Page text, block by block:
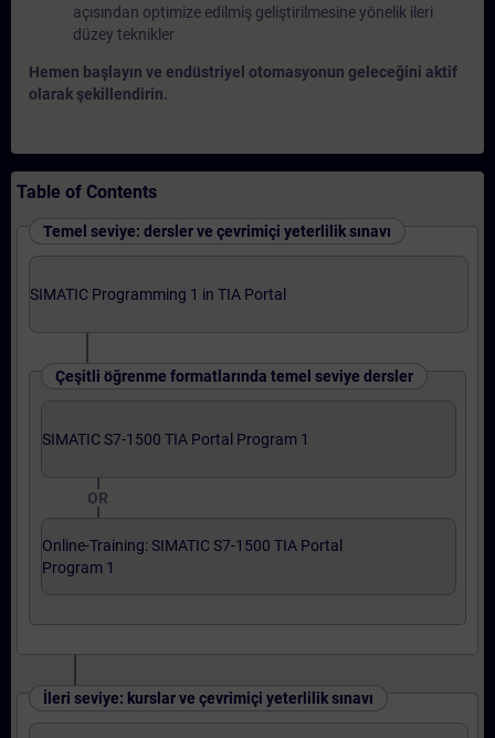
açısından optimize edilmiş geliştirilmesine yönelik ileri
düzey teknikler
Hemen başlayın ve endüstriyel otomasyonun geleceğini aktif
olarak şekillendirin.
Table of Contents
Temel seviye: dersler ve çevrimiçi yeterlilik sınavı
SIMATIC Programming 1 in TIA Portal
Çeşitli öğrenme formatlarında temel seviye dersler
SIMATIC S7-1500 TIA Portal Program 1
OR
Online-Training: SIMATIC S7-1500 TIA Portal
Program 1
İleri seviye: kurslar ve çevrimiçi yeterlilik sınavı